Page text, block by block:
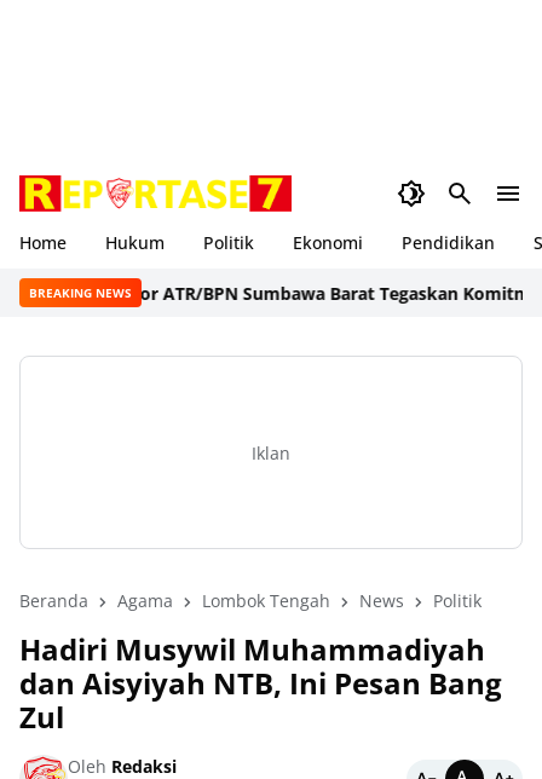
Home Hukum Politik Ekonomi Pendidikan
BREAKING NEWS
Kantor ATR/BPN Sumbawa Barat Tegaskan Komitmen
Iklan
Beranda Agama Lombok Tengah News Politik
Hadiri Musywil Muhammadiyah
dan Aisyiyah NTB, Ini Pesan Bang
Zul
Oleh Redaksi